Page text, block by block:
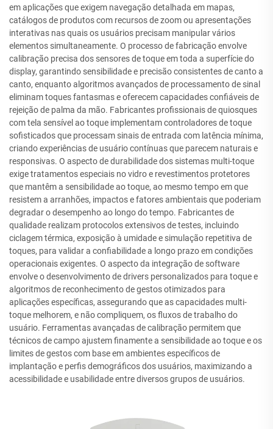
em aplicações que exigem navegação detalhada em mapas,
catálogos de produtos com recursos de zoom ou apresentações
interativas nas quais os usuários precisam manipular vários
elementos simultaneamente. O processo de fabricação envolve
calibração precisa dos sensores de toque em toda a superfície do
display, garantindo sensibilidade e precisão consistentes de canto a
canto, enquanto algoritmos avançados de processamento de sinal
eliminam toques fantasmas e oferecem capacidades confiáveis de
rejeição de palma da mão. Fabricantes profissionais de quiosques
com tela sensível ao toque implementam controladores de toque
sofisticados que processam sinais de entrada com latência mínima,
criando experiências de usuário contínuas que parecem naturais e
responsivas. O aspecto de durabilidade dos sistemas multi-toque
exige tratamentos especiais no vidro e revestimentos protetores
que mantêm a sensibilidade ao toque, ao mesmo tempo em que
resistem a arranhões, impactos e fatores ambientais que poderiam
degradar o desempenho ao longo do tempo. Fabricantes de
qualidade realizam protocolos extensivos de testes, incluindo
ciclagem térmica, exposição à umidade e simulação repetitiva de
toques, para validar a confiabilidade a longo prazo em condições
operacionais exigentes. O aspecto da integração de software
envolve o desenvolvimento de drivers personalizados para toque e
algoritmos de reconhecimento de gestos otimizados para
aplicações específicas, assegurando que as capacidades multi-
toque melhorem, e não compliquem, os fluxos de trabalho do
usuário. Ferramentas avançadas de calibração permitem que
técnicos de campo ajustem finamente a sensibilidade ao toque e os
limites de gestos com base em ambientes específicos de
implantação e perfis demográficos dos usuários, maximizando a
acessibilidade e usabilidade entre diversos grupos de usuários.